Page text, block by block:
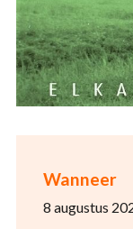
Wanneer
8 augustus